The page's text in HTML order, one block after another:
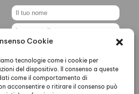
Cookie
tecnologie come i cookie per
del dispositivo. Il consenso a queste
come il comportamento di
acconsentire o ritirare il consenso può
Ho letto accettato la Privacy
Policy